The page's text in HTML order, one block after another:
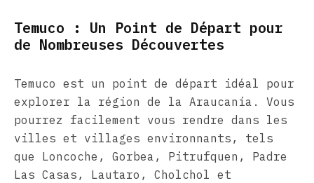
Temuco : Un Point de Départ pour
de Nombreuses Découvertes
Temuco est un point de départ idéal pour
explorer la région de la Araucanía. Vous
pourrez facilement vous rendre dans les
villes et villages environnants, tels
que Loncoche, Gorbea, Pitrufquen, Padre
Las Casas, Lautaro, Cholchol et